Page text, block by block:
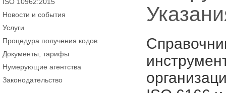
Новости и события
Услуги
Процедура получения кодов
Документы, тарифы
Нумерующие агентства
Законодательство